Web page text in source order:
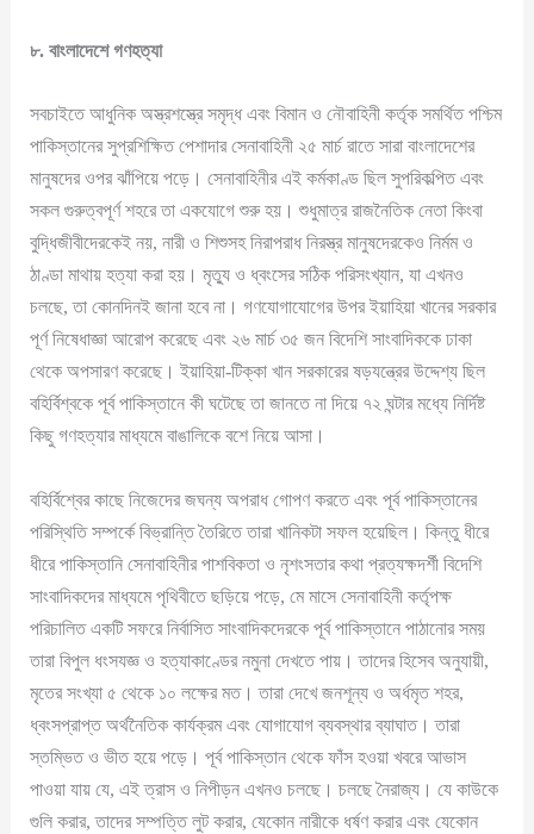
৮.বাংলাদেশে গণহত্যা
সবচাইতে আধুনিক অস্ত্রশস্ত্রে সমৃদ্ধ এবং বিমান ও নৌবাহিনী কর্তৃক সমর্থিত পশ্চিম
পাকিস্তানের সুপ্রশিক্ষিত পেশাদার সেনাবাহিনী ২৫ মার্চ রাতে সারা বাংলাদেশের
মানুষদের ওপর ঝাঁপিয়ে পড়ে। সেনাবাহিনীর এই কর্মকাণ্ড ছিল সুপরিকল্পিত এবং
সকল গুরুত্বপূর্ণ শহরে তা একযোগে শুরু হয়। শুধুমাত্র রাজনৈতিক নেতা কিংবা
বুদ্ধিজীবীদেরকেই নয়, নারী ও শিশুসহ নিরাপরাধ নিরস্ত্র মানুষদেরকেও নির্মম ও
ঠাণ্ডা মাথায় হত্যা করা হয়। মৃত্যু ও ধ্বংসের সঠিক পরিসংখ্যান, যা এখনও
চলছে, তা কোনদিনই জানা হবে না। গণযোগাযোগের উপর ইয়াহিয়া খানের সরকার
পূর্ণ নিষেধাজ্ঞা আরোপ করেছে এবং ২৬ মার্চ ৩৫ জন বিদেশি সাংবাদিককে ঢাকা
থেকে অপসারণ করেছে। ইয়াহিয়া-টিক্কা খান সরকারের ষড়যন্ত্রের উদ্দেশ্য ছিল
বহির্বিশ্বকে পূর্ব পাকিস্তানে কী ঘটেছে তা জানতে না দিয়ে ৭২ ঘন্টার মধ্যে নির্দিষ্ট
কিছু গণহত্যার মাধ্যমে বাঙালিকে বশে নিয়ে আসা।
বহির্বিশ্বের কাছে নিজেদের জঘন্য অপরাধ গোপণ করতে এবং পূর্ব পাকিস্তানের
পরিস্থিতি সম্পর্কে বিভ্রান্তি তৈরিতে তারা খানিকটা সফল হয়েছিল। কিন্তু ধীরে
ধীরে পাকিস্তানি সেনাবাহিনীর পাশবিকতা ও নৃশংসতার কথা প্রত্যক্ষদর্শী বিদেশি
সাংবাদিকদের মাধ্যমে পৃথিবীতে ছড়িয়ে পড়ে, মে মাসে সেনাবাহিনী কর্তৃপক্ষ
পরিচালিত একটি সফরে নির্বাসিত সাংবাদিকদেরকে পূর্ব পাকিস্তানে পাঠানোর সময়
তারা বিপুল ধংসযজ্ঞ ও হত্যাকাণ্ডের নমুনা দেখতে পায়। তাদের হিসেব অনুযায়ী,
মৃতের সংখ্যা ৫ থেকে ১০ লক্ষের মত। তারা দেখে জনশূন্য ও অর্ধমৃত শহর,
ধ্বংসপ্রাপ্ত অর্থনৈতিক কার্যক্রম এবং যোগাযোগ ব্যবস্থার ব্যাঘাত। তারা
স্তম্ভিত ও ভীত হয়ে পড়ে। পূর্ব পাকিস্তান থেকে ফাঁস হওয়া খবরে আভাস
পাওয়া যায় যে, এই ত্রাস ও নিপীড়ন এখনও চলছে। চলছে নৈরাজ্য। যে কাউকে
গুলি করার, তাদের সম্পত্তি লুট করার, যেকোন নারীকে ধর্ষণ করার এবং যেকোন